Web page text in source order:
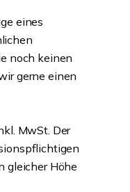
eines
noch keinen
gerne einen
MwSt. Der
gleicher Höhe